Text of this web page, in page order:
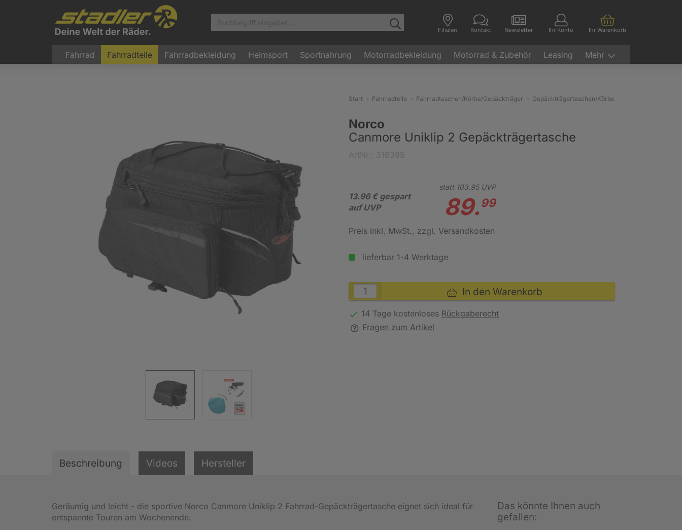
Filialen Kontakt Newsletter Ihr Konto Ihr Warenkorb
Fahrrad Fahrradteile Fahrradbekleidung Heimsport Sportnahrung Motorradbekleidung Motorrad & Zubehör Leasing Mehr
Start Fahrradteile Fahrradtaschen/Körbe/Gepäckträger Gepäckträgertaschen/Körbe
Norco
Canmore Uniklip 2 Gepäckträgertasche
13.96 € gespart
auf UVP
statt 103.95UVP
89.99
Preis inkl. MwSt., zzgl. Versandkosten
lieferbar 1-4 Werktage
In den Warenkorb
14 Tage kostenloses Rückgaberecht
Fragen zum Artikel
Beschreibung Videos Hersteller
Geräumig und leicht - die sportive Norco Canmore Uniklip 2 Fahrrad-Gepäckträgertasche eignet sich ideal für
entspannte Touren am Wochenende.
Das könnte Ihnen auch
gefallen: